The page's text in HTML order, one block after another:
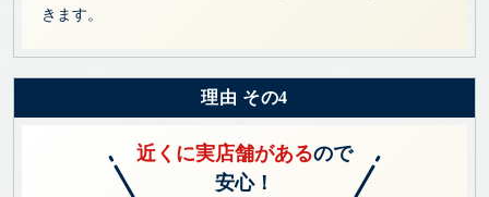
きます。
理由 その4
近くに実店舗があるので
安心！